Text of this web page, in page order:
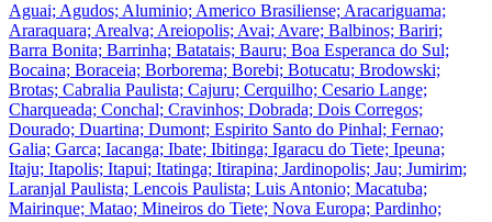
Aguai; Agudos; Aluminio; Americo Brasiliense; Aracariguama;
Araraquara; Arealva; Areiopolis; Avai; Avare; Balbinos; Bariri;
Barra Bonita; Barrinha; Batatais; Bauru; Boa Esperanca do Sul;
Bocaina; Boraceia; Borborema; Borebi; Botucatu; Brodowski;
Brotas; Cabralia Paulista; Cajuru; Cerquilho; Cesario Lange;
Charqueada; Conchal; Cravinhos; Dobrada; Dois Corregos;
Dourado; Duartina; Dumont; Espirito Santo do Pinhal; Fernao;
Galia; Garca; Iacanga; Ibate; Ibitinga; Igaracu do Tiete; Ipeuna;
Itaju; Itapolis; Itapui; Itatinga; Itirapina; Jardinopolis; Jau; Jumirim;
Laranjal Paulista; Lencois Paulista; Luis Antonio; Macatuba;
Mairinque; Matao; Mineiros do Tiete; Nova Europa; Pardinho;